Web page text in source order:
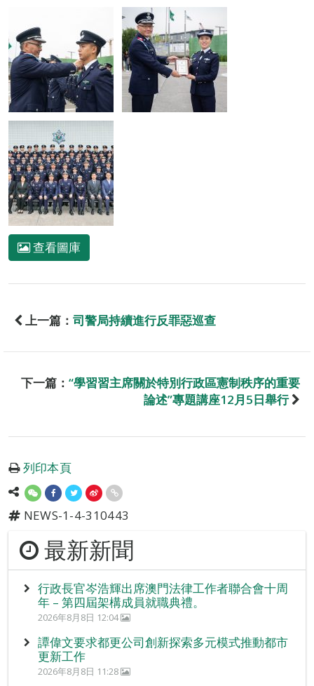
查看圖庫
上一篇： 司警局持續進行反罪惡巡查
下一篇： “學習習主席關於特別行政區憲制秩序的重要
論述”專題講座12月5日舉行
列印本頁
NEWS-1-4-310443
最新新聞
行政長官岑浩輝出席澳門法律工作者聯合會十周
年 – 第四屆架構成員就職典禮。
2026年8月8日 12:04
譚偉文要求都更公司創新探索多元模式推動都市
更新工作
2026年8月8日 11:28